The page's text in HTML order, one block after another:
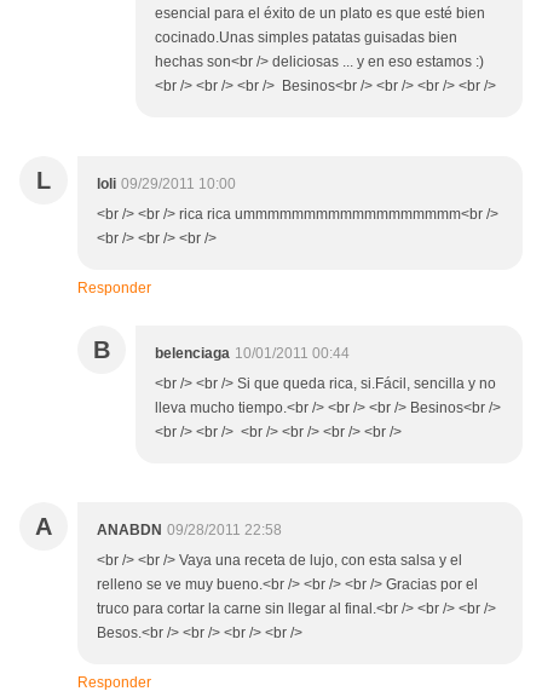
esencial para el éxito de un plato es que esté bien
cocinado.Unas simples patatas guisadas bien
hechas son<br /> deliciosas ... y en eso estamos :)
<br /> <br /> <br /> Besinos<br /> <br /> <br /> <br />
L loli 09/29/2011 10:00
<br /> <br /> rica rica ummmmmmmmmmmmmmmmmm<br />
<br /> <br /> <br />
Responder
B belenciaga 10/01/2011 00:44
<br /> <br /> Si que queda rica, si.Fácil, sencilla y no
lleva mucho tiempo.<br /> <br /> <br /> Besinos<br />
<br /> <br /> <br /> <br /> <br /> <br />
A ANABDN 09/28/2011 22:58
<br /> <br /> Vaya una receta de lujo, con esta salsa y el
relleno se ve muy bueno.<br /> <br /> <br /> Gracias por el
truco para cortar la carne sin llegar al final.<br /> <br /> <br />
Besos.<br /> <br /> <br /> <br />
Responder